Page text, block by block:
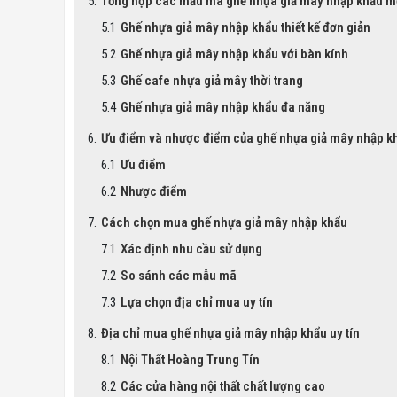
Ghế nhựa giả mây nhập khẩu thiết kế đơn giản
Ghế nhựa giả mây nhập khẩu với bàn kính
Ghế cafe nhựa giả mây thời trang
Ghế nhựa giả mây nhập khẩu đa năng
Ưu điểm và nhược điểm của ghế nhựa giả mây nhập
Ưu điểm
Nhược điểm
Cách chọn mua ghế nhựa giả mây nhập khẩu
Xác định nhu cầu sử dụng
So sánh các mẫu mã
Lựa chọn địa chỉ mua uy tín
Địa chỉ mua ghế nhựa giả mây nhập khẩu uy tín
Nội Thất Hoàng Trung Tín
Các cửa hàng nội thất chất lượng cao